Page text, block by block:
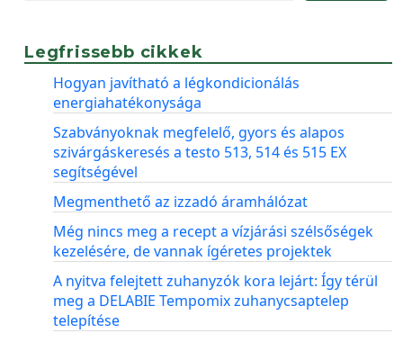
Legfrissebb cikkek
Hogyan javítható a légkondicionálás
energiahatékonysága
Szabványoknak megfelelő, gyors és alapos
szivárgáskeresés a testo 513, 514 és 515 EX
segítségével
Megmenthető az izzadó áramhálózat
Még nincs meg a recept a vízjárási szélsőségek
kezelésére, de vannak ígéretes projektek
A nyitva felejtett zuhanyzók kora lejárt: Így térül
meg a DELABIE Tempomix zuhanycsaptelep
telepítése